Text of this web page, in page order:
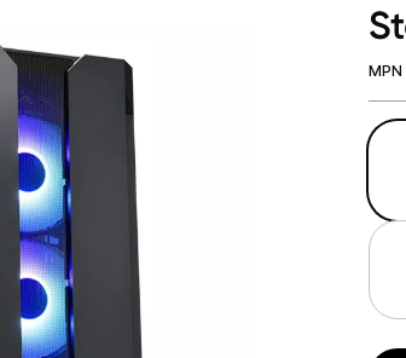
GAMING pasaule >
Portatīvie datori un
MPN